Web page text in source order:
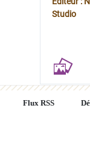
Studio
Flux RSS